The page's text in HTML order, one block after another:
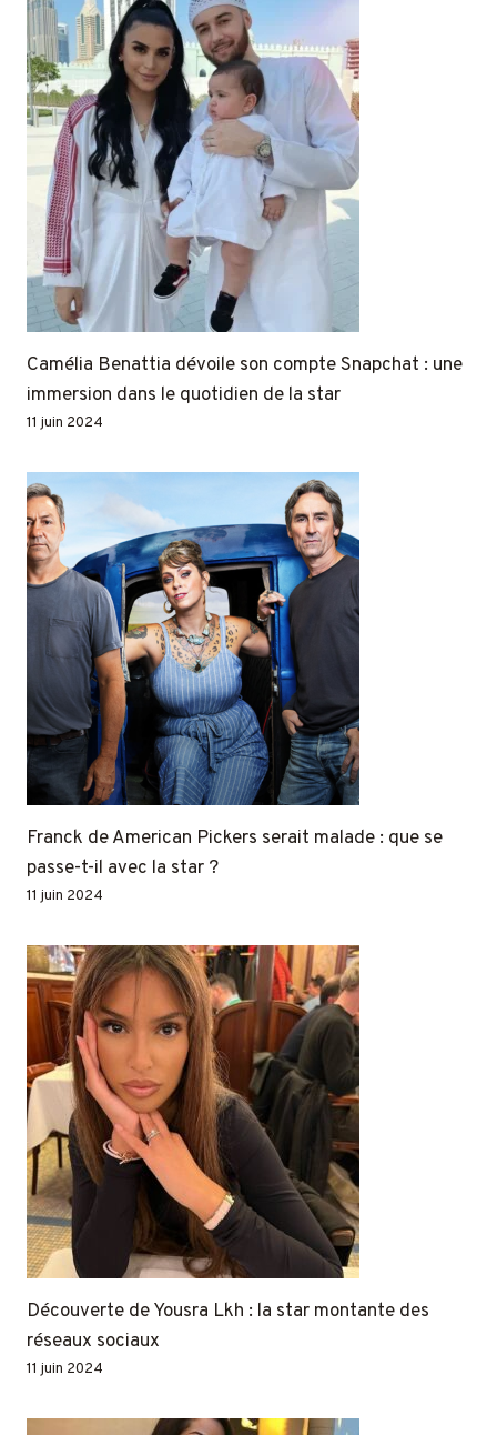
Camélia Benattia dévoile son compte Snapchat : une
immersion dans le quotidien de la star
11 juin 2024
Franck de American Pickers serait malade : que se
passe-t-il avec la star ?
11 juin 2024
Découverte de Yousra Lkh : la star montante des
réseaux sociaux
11 juin 2024